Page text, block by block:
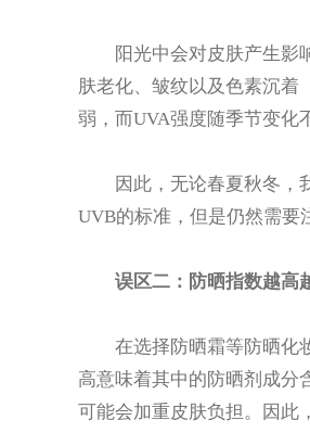
阳光中会对皮肤产生影响
肤老化、皱纹以及色素沉着
弱，而UVA强度随季节变化
因此，无论春夏秋冬，我
UVB的标准，但是仍然需要
误区二：防晒指数越高
在选择防晒霜等防晒化妆
高意味着其中的防晒剂成分
可能会加重皮肤负担。因此